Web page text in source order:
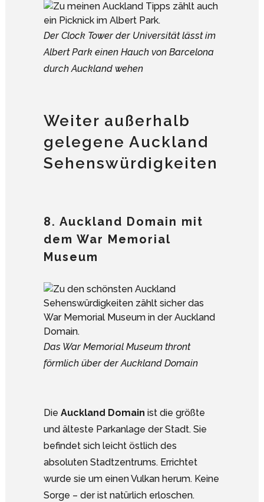
Der Clock Tower der Universität lässt im
Albert Park einen Hauch von Barcelona
durch Auckland wehen
Weiter außerhalb
gelegene Auckland
Sehenswürdigkeiten
8. Auckland Domain mit
dem War Memorial
Museum
Das War Memorial Museum thront
förmlich über der Auckland Domain
Die Auckland Domain ist die größte
und älteste Parkanlage der Stadt. Sie
befindet sich leicht östlich des
absoluten Stadtzentrums. Errichtet
wurde sie um einen Vulkan herum. Keine
Sorge – der ist natürlich erloschen.